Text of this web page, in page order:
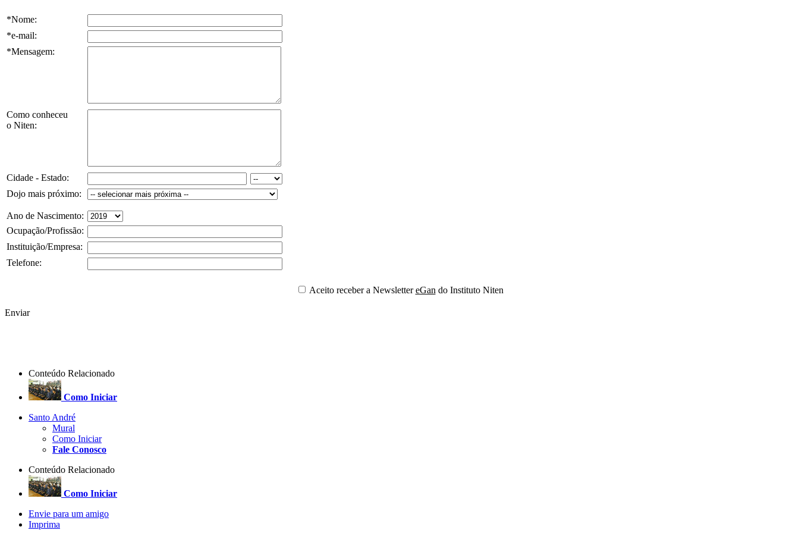
*Nome:
*e-mail:
*Mensagem:
Como conheceu
o Niten:
Cidade - Estado:
Dojo mais próximo:
Ano de Nascimento:
Ocupação/Profissão:
Instituição/Empresa:
Telefone:
Aceito receber a NewslettereGan do Instituto Niten
Enviar
Conteúdo Relacionado
Como Iniciar
Santo André
Mural
Como Iniciar
Fale Conosco
Conteúdo Relacionado
Como Iniciar
Envie para um amigo
Imprima